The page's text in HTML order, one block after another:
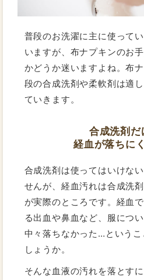
普段のお洗濯に主に使って
いますが、布ナプキンのお
かどうか迷いますよね。布
段の合成洗剤や柔軟剤は適
ていきます。
合成洗剤だ
経血が落ちに
合成洗剤は使ってはいけな
せんが、経血汚れは合成洗
が実際のところです。経血
る出血や鼻血など、服につ
中々落ちなかった…という
しょうか。
そんな血液の汚れを落とすに